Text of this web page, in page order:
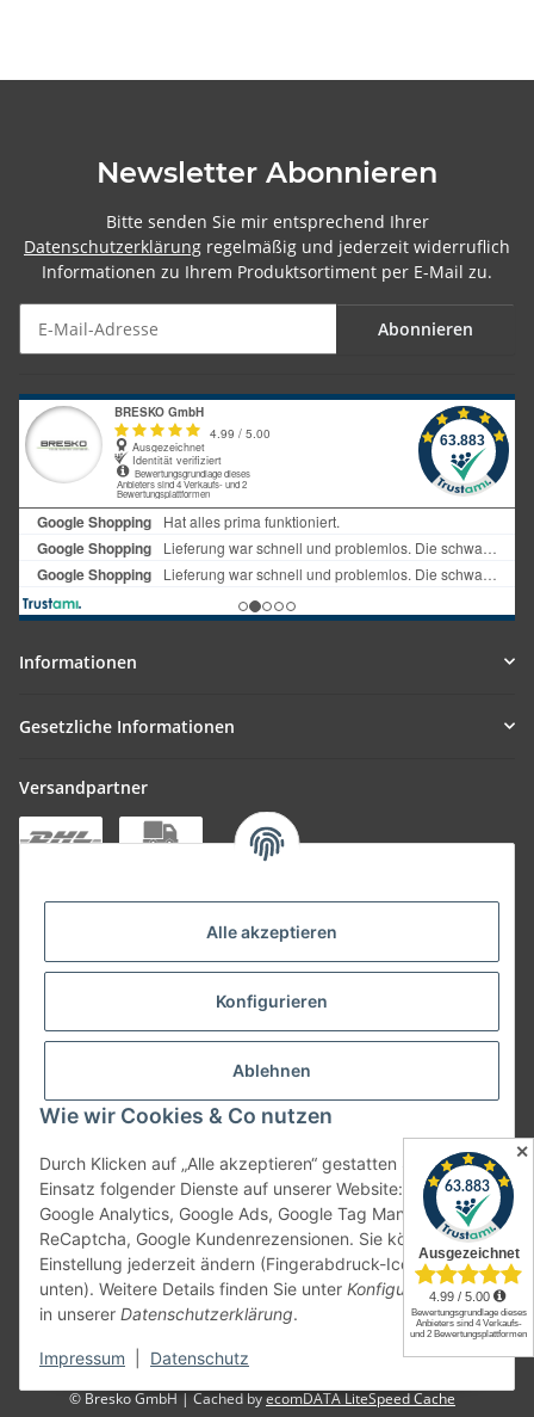
Newsletter Abonnieren
Bitte senden Sie mir entsprechend Ihrer
Datenschutzerklärung regelmäßig und jederzeit widerruflich
Informationen zu Ihrem Produktsortiment per E-Mail zu.
Abonnieren
Informationen
Gesetzliche Informationen
Versandpartner
Kundenbewertungen
* Alle Preise inkl. gesetzlicher USt., zzgl. Versand
* Kostenlose Rücksendung innerhalb Deutschlands für Privatpersonen
ausgenommen Speditionsversand
** gilt für Lieferungen innerhalb Deutschlands ausgenommen
Speditionsversand, Lieferzeiten für andere Länder entnehmen Sie bitte der
Schaltfläche mit den Versandinformationen
© Bresko GmbH | Cached byecomDATA LiteSpeed Cache
Alle akzeptieren
Konfigurieren
Ablehnen
Wie wir Cookies & Co nutzen
Durch Klicken auf „Alle akzeptieren“ gestatten Sie den
Einsatz folgender Dienste auf unserer Website: YouTube,
Google Analytics, Google Ads, Google Tag Manager,
ReCaptcha, Google Kundenrezensionen. Sie können die
Einstellung jederzeit ändern (Fingerabdruck-Icon links
unten). Weitere Details finden Sie unter Konfigurierenund
in unserer Datenschutzerklärung.
Impressum Datenschutz
✕